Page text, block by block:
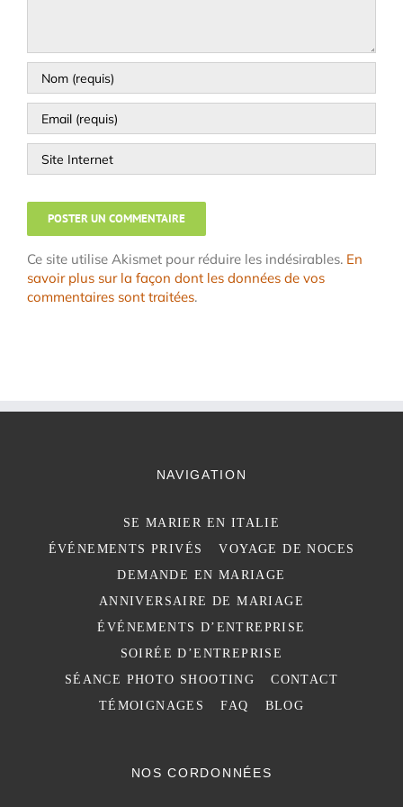
Ce site utilise Akismet pour réduire les indésirables. En
savoir plus sur la façon dont les données de vos
commentaires sont traitées.
NAVIGATION
SE MARIER EN ITALIE
ÉVÉNEMENTS PRIVÉS
VOYAGE DE NOCES
DEMANDE EN MARIAGE
ANNIVERSAIRE DE MARIAGE
ÉVÉNEMENTS D’ENTREPRISE
SOIRÉE D’ENTREPRISE
SÉANCE PHOTO SHOOTING
CONTACT
TÉMOIGNAGES
FAQ BLOG
NOS CORDONNÉES